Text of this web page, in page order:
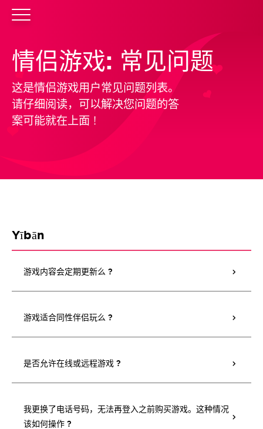
情侣游戏: 常见问题
这是情侣游戏用户常见问题列表。
请仔细阅读，可以解决您问题的答
案可能就在上面 !
Yībān
游戏内容会定期更新么 ?
游戏适合同性伴侣玩么 ?
是否允许在线或远程游戏 ?
我更换了电话号码，无法再登入之前购买游戏。这种情况
该如何操作 ?